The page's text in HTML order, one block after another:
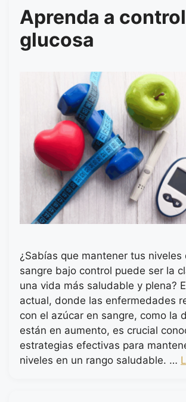
Aprenda a
glucosa
¿Sabías que mantener tus niveles
sangre bajo control puede ser la
una vida más saludable y plena?
actual, donde las enfermedades
con el azúcar en sangre, como la
están en aumento, es crucial
estrategias efectivas para
niveles en un rango saludable. …